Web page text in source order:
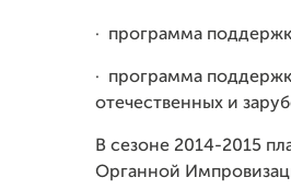
· программа
·
программа
отечественных и
В сезоне 2014-2015
Органной